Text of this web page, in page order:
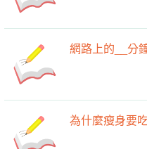
網路上的__分
為什麼瘦身要